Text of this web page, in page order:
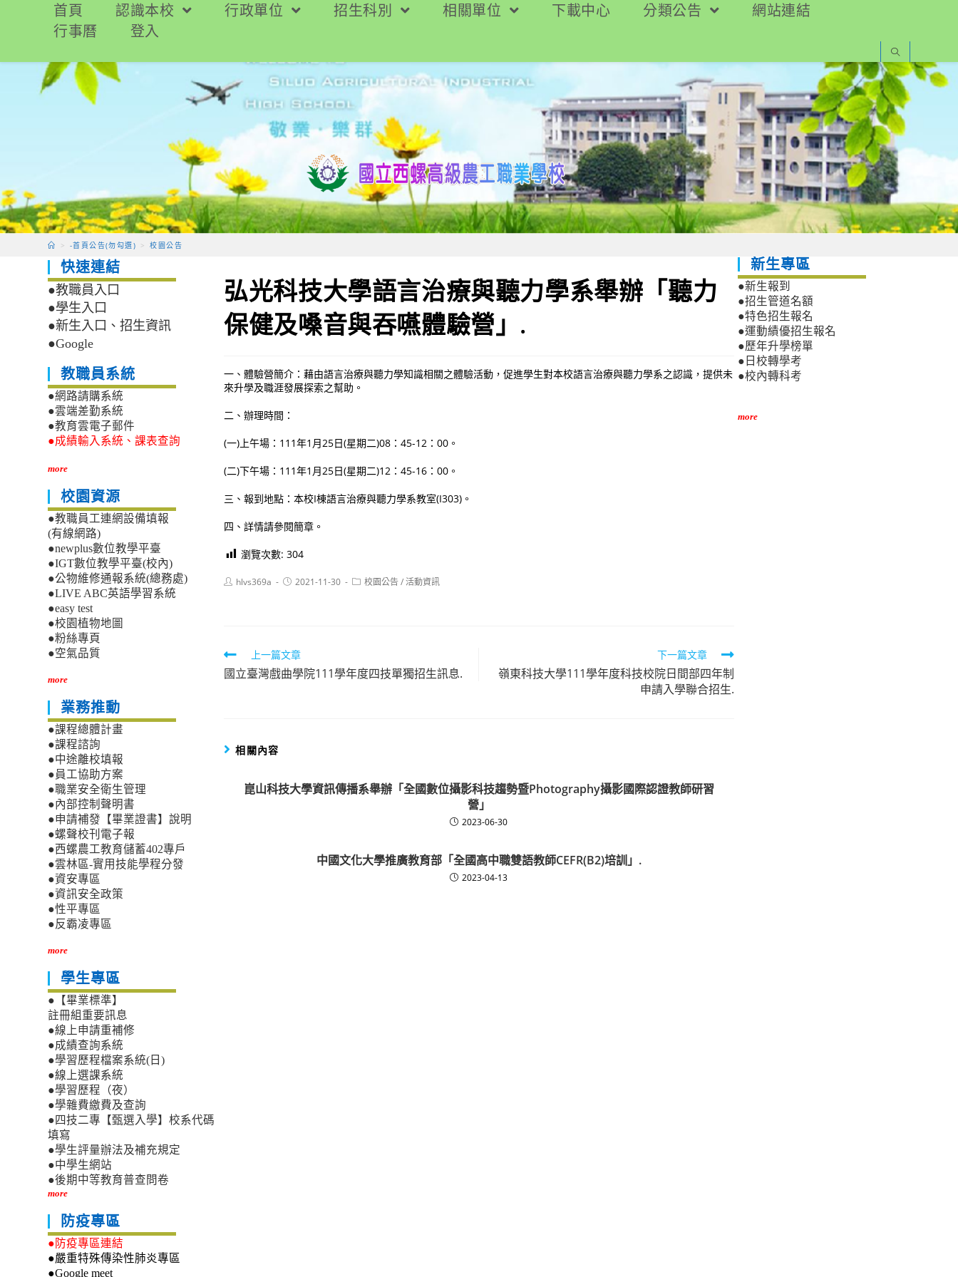
要
首頁 認識本校 行政單位 招生科別 相關單位 下載中心 分類公告
網站連結
行事曆
登入
> -首頁公告(勿勾選) > 校園公告
弘光科技大學語言治療與聽力學系舉辦「聽力
保健及嗓音與吞嚥體驗營」.
一、體驗營簡介：藉由語言治療與聽力學知識相關之體驗活動，促進學生對本校語言治療與聽力學系之認識，提供未
來升學及職涯發展探索之幫助。
二、辦理時間：
(一)上午場：111年1月25日(星期二)08：45-12：00。
(二)下午場：111年1月25日(星期二)12：45-16：00。
三、報到地點：本校I棟語言治療與聽力學系教室(I303)。
四、詳情請參閱簡章。
瀏覽次數: 304
Posthlvs369a
Post2021-11-30
Post校園公告/活動資訊
Read
more
上一篇文章
國立臺灣戲曲學院111學年度四技單獨招生訊息.
下一篇文章
嶺東科技大學111學年度科技校院日間部四年制
申請入學聯合招生.
相關內容
崑山科技大學資訊傳播系舉辦「全國數位攝影科技趨勢暨Photography攝影國際認證教師研習
營」
2023-06-30
中國文化大學推廣教育部「全國高中職雙語教師CEFR(B2)培訓」.
2023-04-13
快速連結
●教職員入口
●學生入口
●新生入口、招生資訊
●Google
教職員系統
●網路請購系統
●雲端差勤系統
●教育雲電子郵件
●成績輸入系統、課表查詢
more
校園資源
●教職員工連網設備填報
(有線網路)
●newplus數位教學平臺
●IGT數位教學平臺(校內)
●公物維修通報系統(總務處)
●LIVE ABC英語學習系統
●easy test
●校園植物地圖
●粉絲專頁
●空氣品質
more
業務推動
●課程總體計畫
●課程諮詢
●中途離校填報
●員工協助方案
●職業安全衛生管理
●內部控制聲明書
●申請補發【畢業證書】說明
●螺聲校刊電子報
●西螺農工教育儲蓄402專戶
●雲林區-實用技能學程分發
●資安專區
●資訊安全政策
●性平專區
●反霸凌專區
more
學生專區
●【畢業標準】
註冊組重要訊息
●線上申請重補修
●成績查詢系統
●學習歷程檔案系統(日)
●線上選課系統
●學習歷程（夜）
●學雜費繳費及查詢
●四技二專【甄選入學】校系代碼
填寫
●學生評量辦法及補充規定
●中學生網站
●後期中等教育普查問卷
more
防疫專區
●防疫專區連結
●嚴重特殊傳染性肺炎專區
●Google meet
新生專區
●新生報到
●招生管道名額
●特色招生報名
●運動績優招生報名
●歷年升學榜單
●日校轉學考
●校內轉科考
more